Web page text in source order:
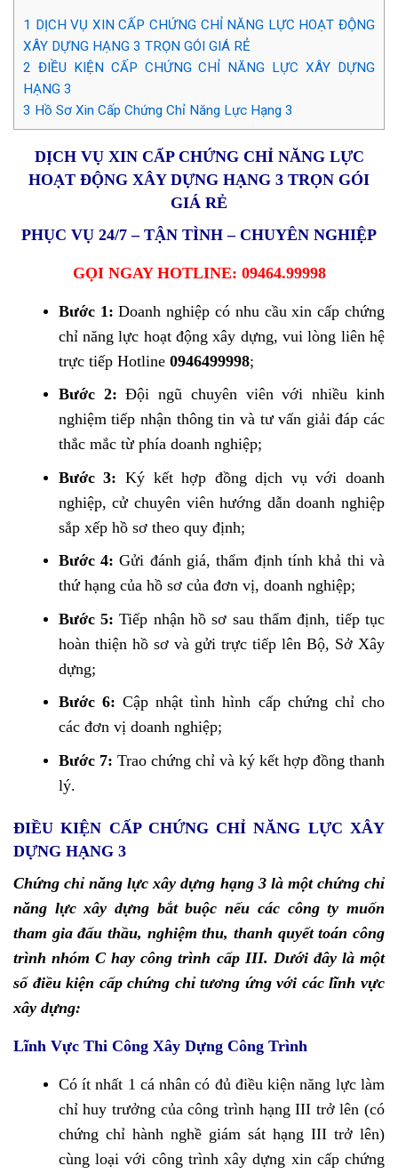
1 DỊCH VỤ XIN CẤP CHỨNG CHỈ NĂNG LỰC HOẠT ĐỘNG
XÂY DỰNG HẠNG 3 TRỌN GÓI GIÁ RẺ
2 ĐIỀU KIỆN CẤP CHỨNG CHỈ NĂNG LỰC XÂY DỰNG
HẠNG 3
3 Hồ Sơ Xin Cấp Chứng Chỉ Năng Lực Hạng 3
DỊCH VỤ XIN CẤP CHỨNG CHỈ NĂNG LỰC
HOẠT ĐỘNG XÂY DỰNG HẠNG 3 TRỌN GÓI
GIÁ RẺ
PHỤC VỤ 24/7 – TẬN TÌNH – CHUYÊN NGHIỆP
GỌI NGAY HOTLINE: 09464.99998
Bước 1: Doanh nghiệp có nhu cầu xin cấp chứng
chỉ năng lực hoạt động xây dựng, vui lòng liên hệ
trực tiếp Hotline 0946499998;
Bước 2: Đội ngũ chuyên viên với nhiều kinh
nghiệm tiếp nhận thông tin và tư vấn giải đáp các
thắc mắc từ phía doanh nghiệp;
Bước 3: Ký kết hợp đồng dịch vụ với doanh
nghiệp, cử chuyên viên hướng dẫn doanh nghiệp
sắp xếp hồ sơ theo quy định;
Bước 4: Gửi đánh giá, thẩm định tính khả thi và
thứ hạng của hồ sơ của đơn vị, doanh nghiệp;
Bước 5: Tiếp nhận hồ sơ sau thẩm định, tiếp tục
hoàn thiện hồ sơ và gửi trực tiếp lên Bộ, Sở Xây
dựng;
Bước 6: Cập nhật tình hình cấp chứng chỉ cho
các đơn vị doanh nghiệp;
Bước 7: Trao chứng chỉ và ký kết hợp đồng thanh
lý.
ĐIỀU KIỆN CẤP CHỨNG CHỈ NĂNG LỰC XÂY
DỰNG HẠNG 3
Chứng chỉ năng lực xây dựng hạng 3 là một chứng chỉ
năng lực xây dựng bắt buộc nếu các công ty muốn
tham gia đấu thầu, nghiệm thu, thanh quyết toán công
trình nhóm C hay công trình cấp III. Dưới đây là một
số điều kiện cấp chứng chỉ tương ứng với các lĩnh vực
xây dựng:
Lĩnh Vực Thi Công Xây Dựng Công Trình
Có ít nhất 1 cá nhân có đủ điều kiện năng lực làm
chỉ huy trưởng của công trình hạng III trở lên (có
chứng chỉ hành nghề giám sát hạng III trở lên)
cùng loại với công trình xây dựng xin cấp chứng